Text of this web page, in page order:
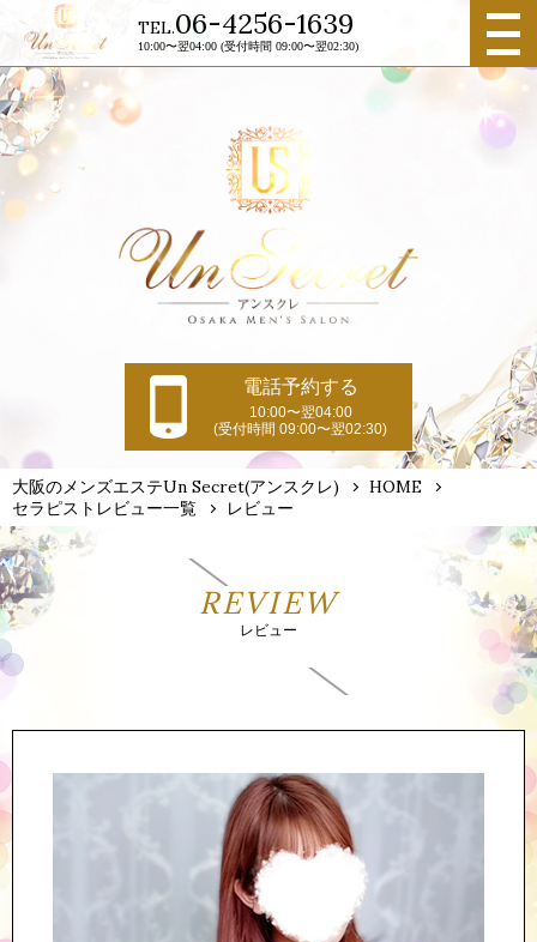
TEL.06-4256-1639
10:00〜翌04:00 (受付時間 09:00〜翌02:30)
メニュ
ー
電話予約する
10:00〜翌04:00
(受付時間 09:00〜翌02:30)
大阪のメンズエステUn Secret(アンスクレ)
HOME
セラピストレビュー一覧
レビュー
REVIEW
レビュー